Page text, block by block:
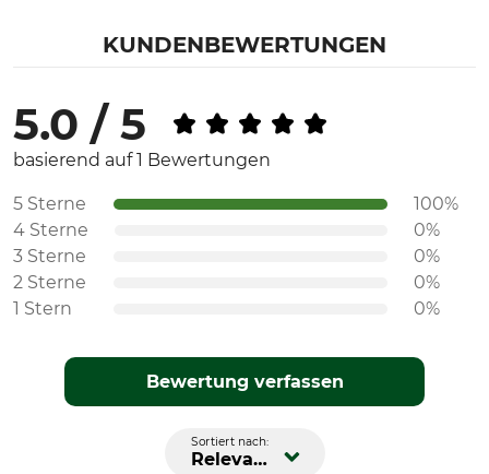
KUNDENBEWERTUNGEN
5.0 / 5
basierend auf 1 Bewertungen
5 Sterne
100%
4 Sterne
0%
3 Sterne
0%
2 Sterne
0%
1 Stern
0%
Bewertung verfassen
Sortiert nach:
Relevanz